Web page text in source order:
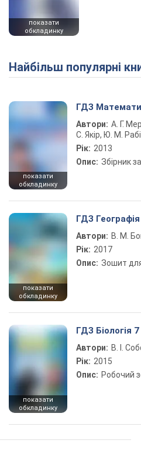
показати
обкладинку
Найбільш популярні
показати
обкладинку
ГДЗ
Автори: А. Г.
С. Якір, Ю. М.
Рік: 2013
Опис: Збірник
показати
обкладинку
ГДЗ
Автори: В. М.
Рік: 2017
Опис: Зошит
показати
обкладинку
ГДЗ Біологія
Автори: В. І.
Рік: 2015
Опис: Робочий